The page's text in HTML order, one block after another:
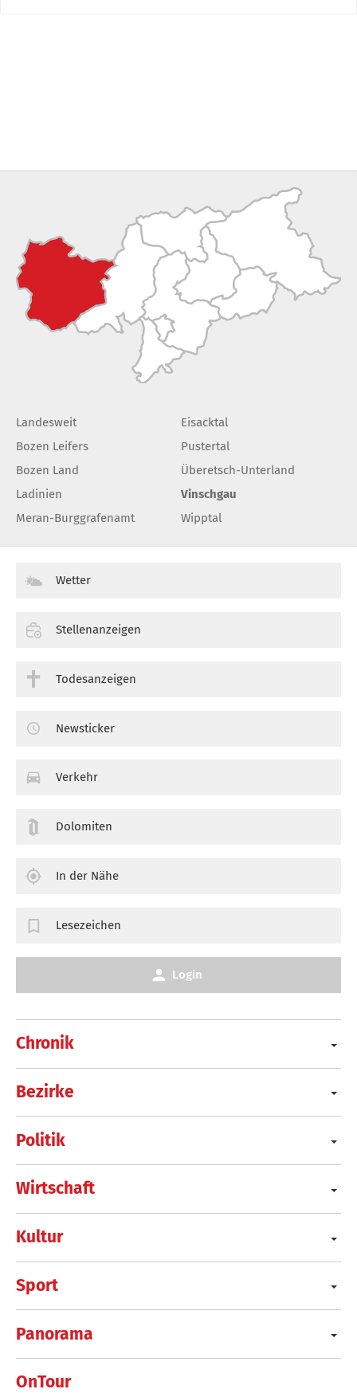
Landesweit
Bozen Leifers
Bozen Land
Ladinien
Meran-Burggrafenamt
Eisacktal
Pustertal
Überetsch-Unterland
Vinschgau
Wipptal
Chronik
Bezirke
Politik
Wirtschaft
Kultur
Sport
Panorama
OnTour
Wetter
Stellenanzeigen
Todesanzeigen
Newsticker
Verkehr
Dolomiten
In der Nähe
Lesezeichen
Login